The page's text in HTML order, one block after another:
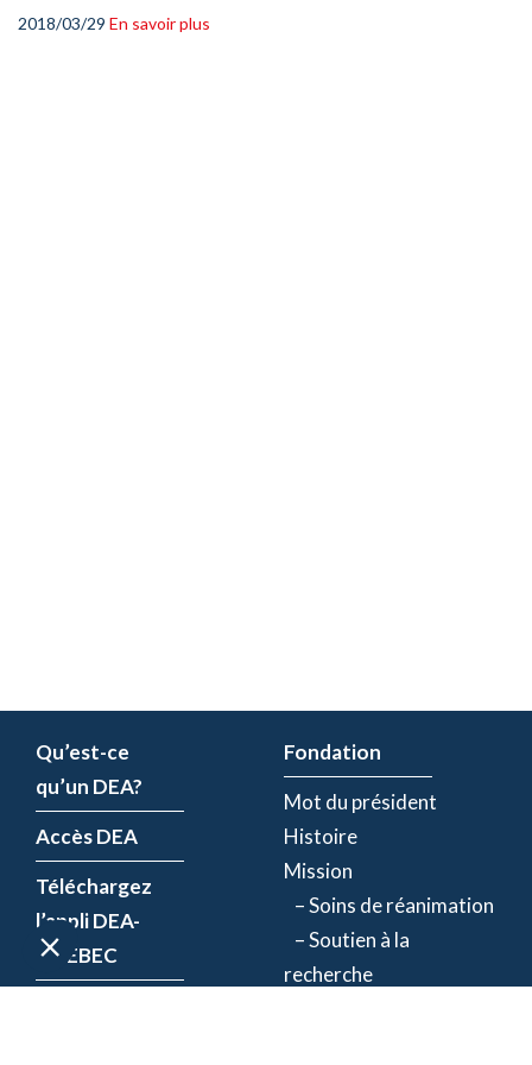
2018/03/29 En savoir plus
Qu’est-ce
qu’un DEA?
Accès DEA
Téléchargez
l’appli DEA-
QUÉBEC
Fondation
Mot du président
Histoire
Mission
– Soins de réanimation
– Soutien à la
recherche